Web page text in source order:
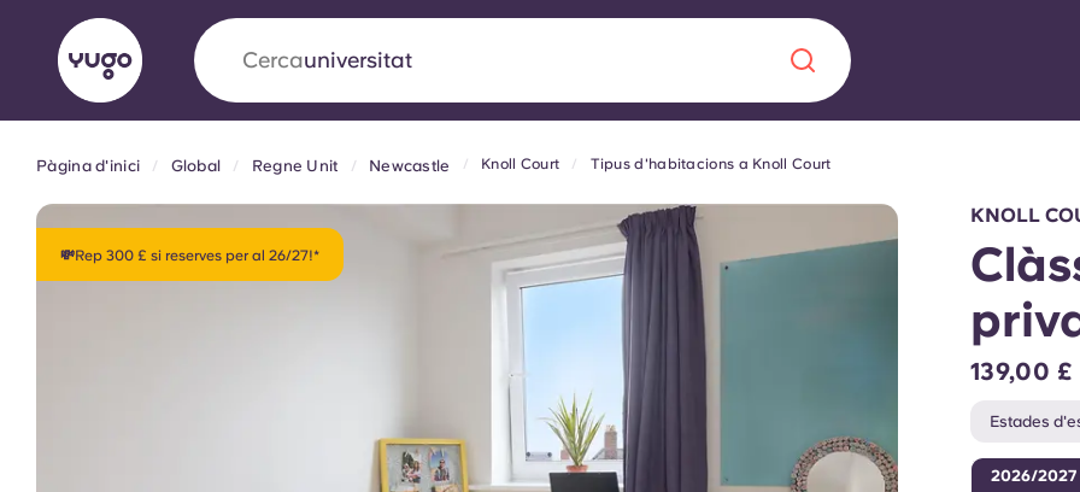
Cercaallotjament
SobreUbicacionsMés
Yugo x VCARB: Impulsant una nova era
en l'habitatge per a estudiants
Yugo La col·laboració pionera de amb VCARB fomenta la
Sobre nosaltres
Preguntes
Bloc
English (GB) English (US) Chinese
Pàgina d'inici Global Regne Unit Newcastle Knoll Court Tipus d'habitacions a Knoll Court
💸Rep 300 £ si reserves per al 26/27!*
KNOLL
139,00
Estades
2026/2027